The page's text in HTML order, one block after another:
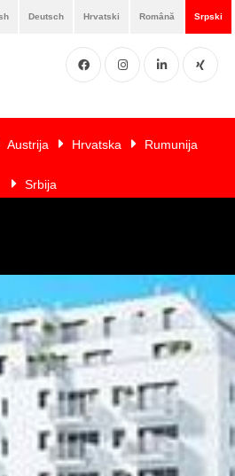
Deutsch Hrvatski Română Srpski
FacebookInstgramLinkedINXING
Austrija Hrvatska Rumunija
Srbija